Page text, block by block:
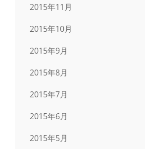
2015年11月
2015年10月
2015年9月
2015年8月
2015年7月
2015年6月
2015年5月